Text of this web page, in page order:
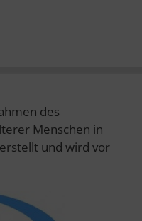
des
Menschen in
und wird vor